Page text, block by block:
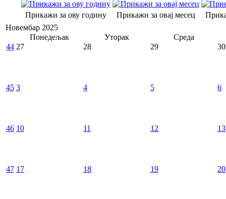
Прикажи за ову годину Прикажи за овај месец
Новембар 2025
Понедељак
Уторак
Среда
44 27 28 29 30
45 3 4 5 6
46 10 11 12 13
47 17 18 19 20